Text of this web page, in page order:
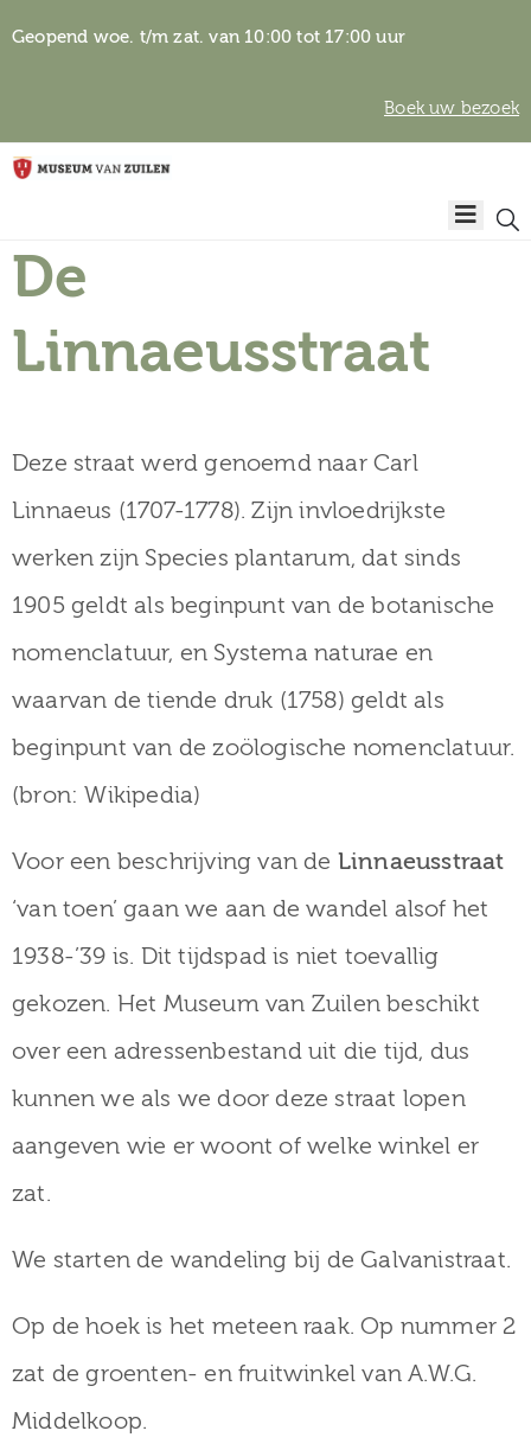
Geopend woe. t/m zat. van 10:00 tot 17:00 uur
Boek uw bezoek
Home
Plan
bezoek
Activiteiten
Verhalen
Zuilen
Collectie
De
Linnaeusstraat
Deze straat werd genoemd naar Carl
Linnaeus (1707-1778). Zijn invloedrijkste
werken zijn Species plantarum, dat sinds
1905 geldt als beginpunt van de botanische
nomenclatuur, en Systema naturae en
waarvan de tiende druk (1758) geldt als
beginpunt van de zoölogische nomenclatuur.
(bron: Wikipedia)
Voor een beschrijving van de Linnaeusstraat
‘van toen’ gaan we aan de wandel alsof het
1938-’39 is. Dit tijdspad is niet toevallig
gekozen. Het Museum van Zuilen beschikt
over een adressenbestand uit die tijd, dus
kunnen we als we door deze straat lopen
aangeven wie er woont of welke winkel er
zat.
We starten de wandeling bij de Galvanistraat.
Op de hoek is het meteen raak. Op nummer 2
zat de groenten- en fruitwinkel van A.W.G.
Middelkoop.
Algemene
Auteursrechten